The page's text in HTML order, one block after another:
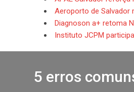
Aeroporto de Salvador
Diagnoson a+ retoma
Instituto JCPM
5 erros